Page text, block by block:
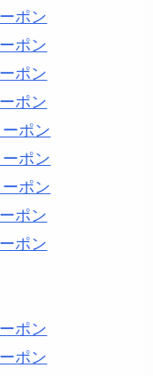
ポン
ポン
ポン
ポン
ーポン
ーポン
ーポン
ポン
ポン
ポン
ポン